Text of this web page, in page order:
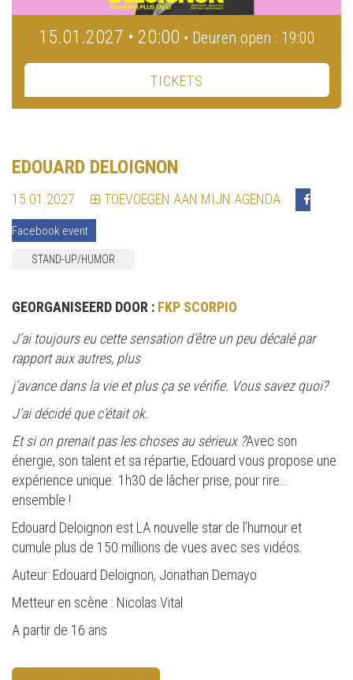
15.01.2027 • 20:00 • Deuren open : 19:00
TICKETS
EDOUARD DELOIGNON
15.01.2027 TOEVOEGEN AAN MIJN AGENDA
Facebook event
STAND-UP/HUMOR
GEORGANISEERD DOOR : FKP SCORPIO
J’ai toujours eu cette sensation d’être un peu décalé par
rapport aux autres, plus
j’avance dans la vie et plus ça se vérifie. Vous savez quoi?
J’ai décidé que c’était ok.
Et si on prenait pas les choses au sérieux ?Avec son
énergie, son talent et sa répartie, Edouard vous propose une
expérience unique. 1h30 de lâcher prise, pour rire…
ensemble !
Edouard Deloignon est LA nouvelle star de l’humour et
cumule plus de 150 millions de vues avec ses vidéos.
Auteur: Edouard Deloignon, Jonathan Demayo
Metteur en scène : Nicolas Vital
A partir de 16 ans